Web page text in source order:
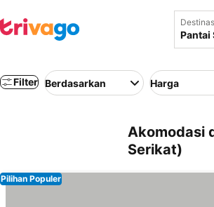
Filter Berdasarkan Harga
Akomodasi
Serikat)
Pilihan Populer